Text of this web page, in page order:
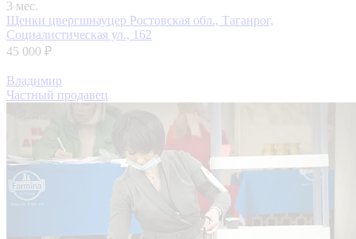
3 мес.
Щенки цвергшнауцер Ростовская обл., Таганрог,
Социалистическая ул., 162
45 000 ₽
Владимир
Частный продавец